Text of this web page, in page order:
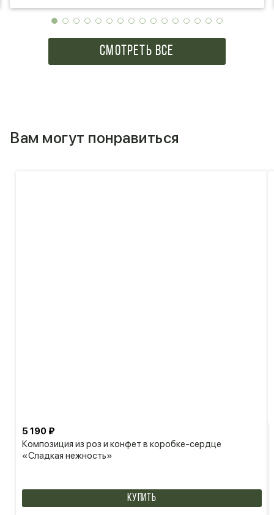
СМОТРЕТЬ ВСЕ
Вам могут понравиться
Композиция из роз и конфет в коробке-сердце
«Сладкая нежность»
5 190 ₽
КУПИТЬ